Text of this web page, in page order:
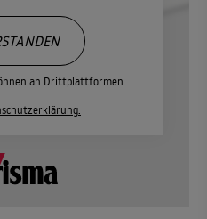
an Drittplattformen